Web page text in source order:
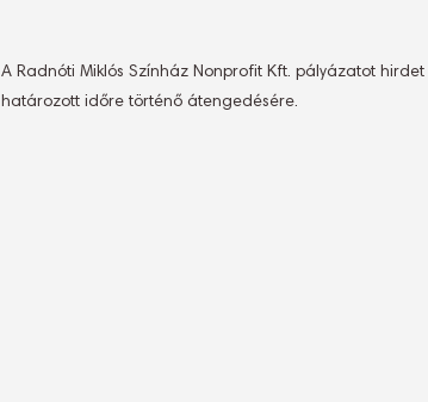
A Radnóti Miklós Színház Nonprofit Kft. pályázatot
határozott időre történő átengedésére.